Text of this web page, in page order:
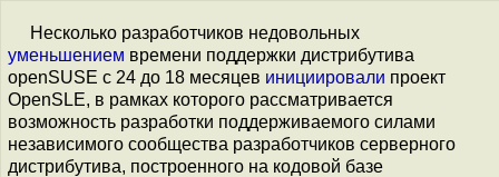
Несколько разработчиков недовольных
уменьшением времени поддержки дистрибутива
openSUSE с 24 до 18 месяцев инициировали проект
OpenSLE, в рамках которого рассматривается
возможность разработки поддерживаемого силами
независимого сообщества разработчиков серверного
дистрибутива, построенного на кодовой базе